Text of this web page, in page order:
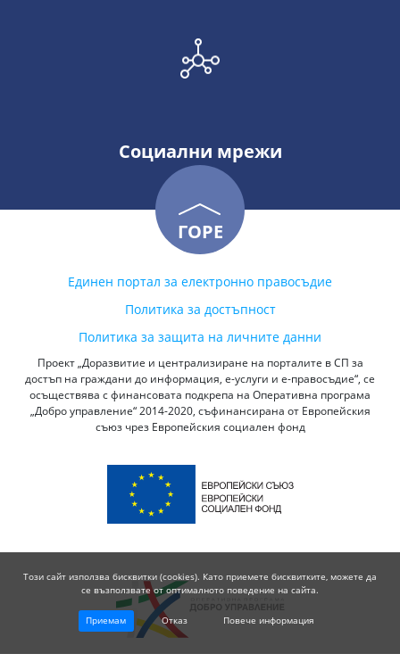
Социални мрежи
ГОРЕ
Единен портал за електронно правосъдие
Политика за достъпност
Политика за защита на личните данни
Проект „Доразвитие и централизиране на порталите в СП за
достъп на граждани до информация, е-услуги и е-правосъдие“, се
осъществява с финансовата подкрепа на Оперативна програма
„Добро управление“ 2014-2020, съфинансирана от Европейския
съюз чрез Европейския социален фонд
Този сайт използва бисквитки (cookies). Като приемете бисквитките, можете да
се възползвате от оптималното поведение на сайта.
Приемам Отказ Повече информация